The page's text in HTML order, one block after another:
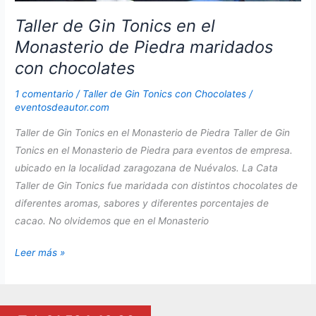
Taller de Gin Tonics en el
Monasterio de Piedra maridados
con chocolates
1 comentario / Taller de Gin Tonics con Chocolates /
eventosdeautor.com
Taller de Gin Tonics en el Monasterio de Piedra Taller de Gin
Tonics en el Monasterio de Piedra para eventos de empresa.
ubicado en la localidad zaragozana de Nuévalos. La Cata
Taller de Gin Tonics fue maridada con distintos chocolates de
diferentes aromas, sabores y diferentes porcentajes de
cacao. No olvidemos que en el Monasterio
Taller
Tonics
Leer más »